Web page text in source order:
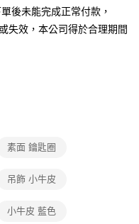
後未能完成正常付款，
失效，本公司得於合理期間
素面 鑰匙圈
吊飾 小牛皮
小牛皮 藍色